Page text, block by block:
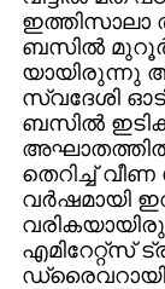
ഇത്തിസാലാ
ബസില്‍
യായിരുന്നു
സ്വദേശി
ബസില്‍
അഘാതത്തില്‍
തെറിച്ച്
വര്‍ഷമായി
എമിറേറ്റ്സ്
ഡ്രൈവറായി